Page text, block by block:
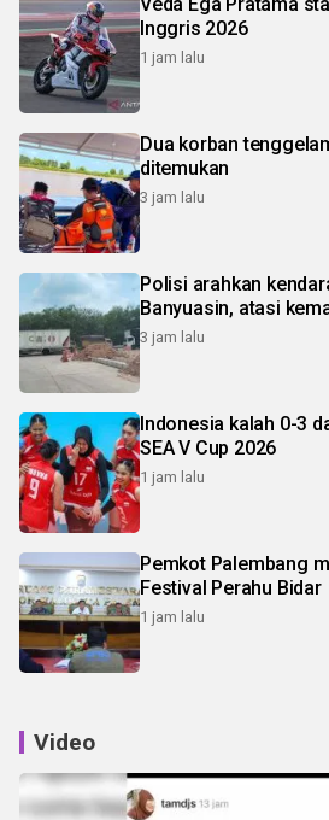
Inggris 2026
1 jam lalu
Dua korban
ditemukan
3 jam lalu
Polisi arahkan
Banyuasin, atasi
3 jam lalu
Indonesia kalah 0-3
SEA V Cup 2026
1 jam lalu
Pemkot Palembang
Festival Perahu Bidar
1 jam lalu
Video